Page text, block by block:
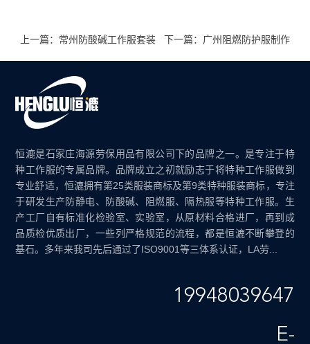
上一篇：常州防酸碱工作服套装 下一篇：广州阻燃防护服制作
恒漉是石家庄海源劳保用品有限公司下的品牌之一。是专注于特
种工作服的专属品牌。品牌成立之初就励志于将特种工作服做到
专业舒适，恒漉拥有第25类服装商标及第9类特种服装商标，专注
于研发生产防静电、防酸碱、阻燃服、隔热服等特种工作服。生
产工厂自有标准化检验室、实验室，从原材料合格进厂，再到成
品质检优质出厂，一些列严格规范的流程，都是恒漉不断攀登的
基石。多年来我司先后通过了ISO9001等三体系认证，LA劳...
19948039647
E-